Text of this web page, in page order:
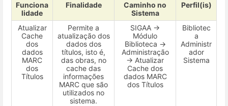
Funciona
lidade
Finalidade
Caminho no
Sistema
Perfil(is)
Atualizar
Cache
dos
dados
MARC
dos
Títulos
Permite a
atualização dos
dados dos
títulos, isto é,
das obras, no
cache das
informações
MARC que são
utilizados no
sistema.
SIGAA →
Módulo
Biblioteca →
Administração
→ Atualizar
Cache dos
dados MARC
dos Títulos
Bibliotec
a
Administr
ador
Sistema